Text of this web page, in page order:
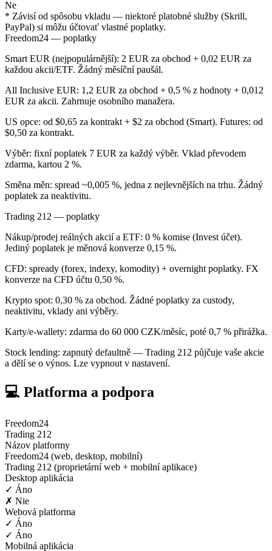
Ne
* Závisí od spôsobu vkladu — niektoré platobné služby (Skrill,
PayPal) si môžu účtovať vlastné poplatky.
Freedom24 — poplatky
Smart EUR (nejpopulárnější): 2 EUR za obchod + 0,02 EUR za
každou akcii/ETF. Žádný měsíční paušál.
All Inclusive EUR: 1,2 EUR za obchod + 0,5 % z hodnoty + 0,012
EUR za akcii. Zahrnuje osobního manažera.
US opce: od $0,65 za kontrakt + $2 za obchod (Smart). Futures: od
$0,50 za kontrakt.
Výběr: fixní poplatek 7 EUR za každý výběr. Vklad převodem
zdarma, kartou 2 %.
Směna měn: spread ~0,005 %, jedna z nejlevnějších na trhu. Žádný
poplatek za neaktivitu.
Trading 212 — poplatky
Nákup/prodej reálných akcií a ETF: 0 % komise (Invest účet).
Jediný poplatek je měnová konverze 0,15 %.
CFD: spready (forex, indexy, komodity) + overnight poplatky. FX
konverze na CFD účtu 0,50 %.
Krypto spot: 0,30 % za obchod. Žádné poplatky za custody,
neaktivitu, vklady ani výběry.
Karty/e-wallety: zdarma do 60 000 CZK/měsíc, poté 0,7 % přirážka.
Stock lending: zapnutý defaultně — Trading 212 půjčuje vaše akcie
a dělí se o výnos. Lze vypnout v nastavení.
💻 Platforma a podpora
Freedom24
Trading 212
Názov platformy
Freedom24 (web, desktop, mobilní)
Trading 212 (proprietární web + mobilní aplikace)
Desktop aplikácia
✓ Áno
✗ Nie
Webová platforma
✓ Áno
✓ Áno
Mobilná aplikácia